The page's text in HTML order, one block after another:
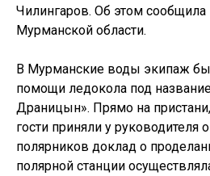
Чилингаров. Об этом сообщила
Мурманской области.
В Мурманские воды экипаж
помощи ледокола под
Драницын». Прямо на
гости приняли у руководителя
полярников доклад о
полярной станции